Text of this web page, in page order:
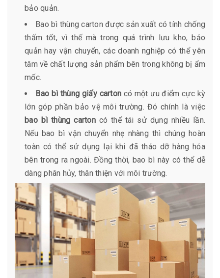
bảo quản.
Bao bì thùng carton được sản xuất có tính chống
thấm tốt, vì thế mà trong quá trình lưu kho, bảo
quản hay vận chuyển, các doanh nghiệp có thể yên
tâm về chất lượng sản phẩm bên trong không bị ẩm
mốc.
Bao bì thùng giấy carton có một ưu điểm cực kỳ
lớn góp phần bảo vệ môi trường. Đó chính là việc
bao bì thùng carton có thể tái sử dụng nhiều lần.
Nếu bao bì vận chuyển nhẹ nhàng thì chúng hoàn
toàn có thể sử dụng lại khi đã tháo dỡ hàng hóa
bên trong ra ngoài. Đồng thời, bao bì này có thể dễ
dàng phân hủy, thân thiện với môi trường.